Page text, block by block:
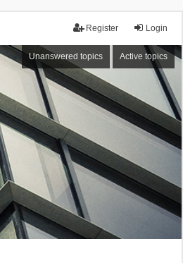
Login
Register
Unanswered topics Active topics